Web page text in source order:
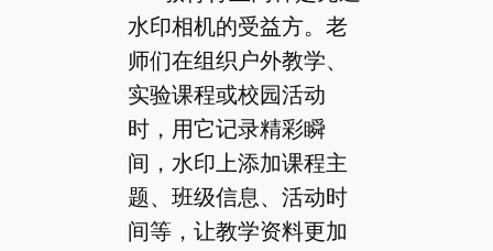
水印相机的受益方。老
师们在组织户外教学、
实验课程或校园活动
时，用它记录精彩瞬
间，水印上添加课程主
题、班级信息、活动时
间等，让教学资料更加